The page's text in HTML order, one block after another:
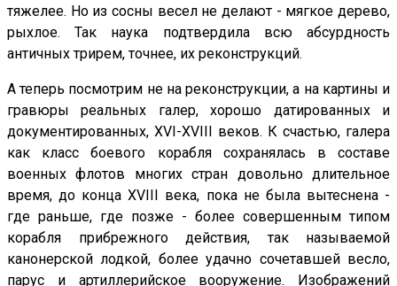
тяжелее. Но из сосны весел не делают - мягкое дерево,
рыхлое. Так наука подтвердила всю абсурдность
античных трирем, точнее, их реконструкций.
А теперь посмотрим не на реконструкции, а на картины и
гравюры реальных галер, хорошо датированных и
документированных, XVI-ХVIII веков. К счастью, галера
как класс боевого корабля сохранялась в составе
военных флотов многих стран довольно длительное
время, до конца ХVIII века, пока не была вытеснена -
где раньше, где позже - более совершенным типом
корабля прибрежного действия, так называемой
канонерской лодкой, более удачно сочетавшей весло,
парус и артиллерийское вооружение. Изображений